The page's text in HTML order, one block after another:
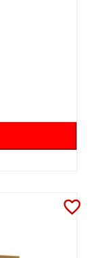
favorite_border